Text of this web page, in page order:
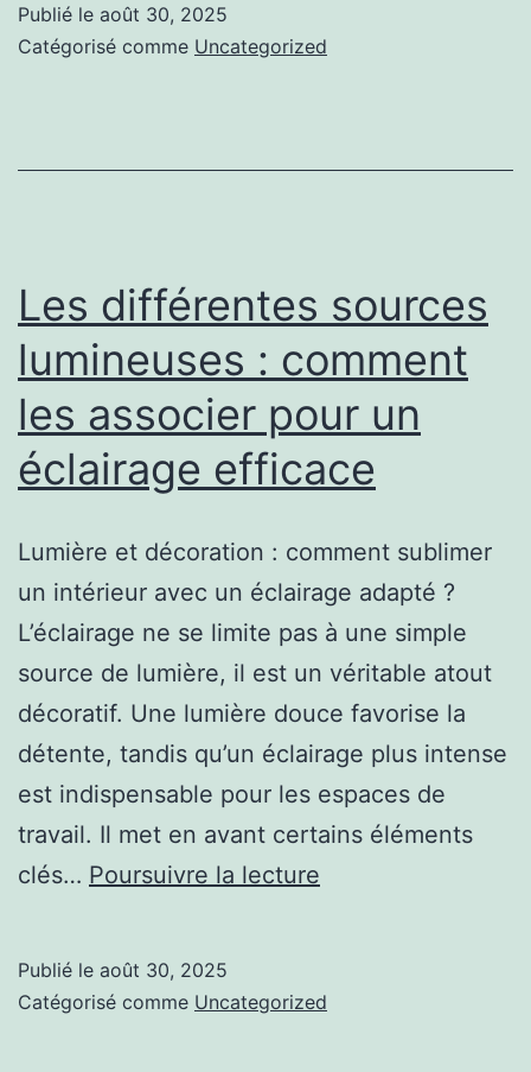
robot
Publié le août 30, 2025
Catégorisé comme Uncategorized
Les différentes sources
lumineuses : comment
les associer pour un
éclairage efficace
Lumière et décoration : comment sublimer
un intérieur avec un éclairage adapté ?
L’éclairage ne se limite pas à une simple
source de lumière, il est un véritable atout
décoratif. Une lumière douce favorise la
détente, tandis qu’un éclairage plus intense
est indispensable pour les espaces de
travail. Il met en avant certains éléments
clés… Poursuivre la lecture
lumineuses
Publié le août 30, 2025
Catégorisé comme Uncategorized